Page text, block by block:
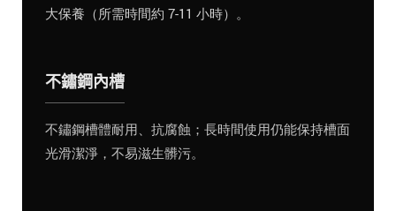
大保養（所需時間約 7-11 小時）。
不鏽鋼內槽
不鏽鋼槽體耐用、抗腐蝕；長時間使用仍能保持槽面
光滑潔淨，不易滋生髒污。